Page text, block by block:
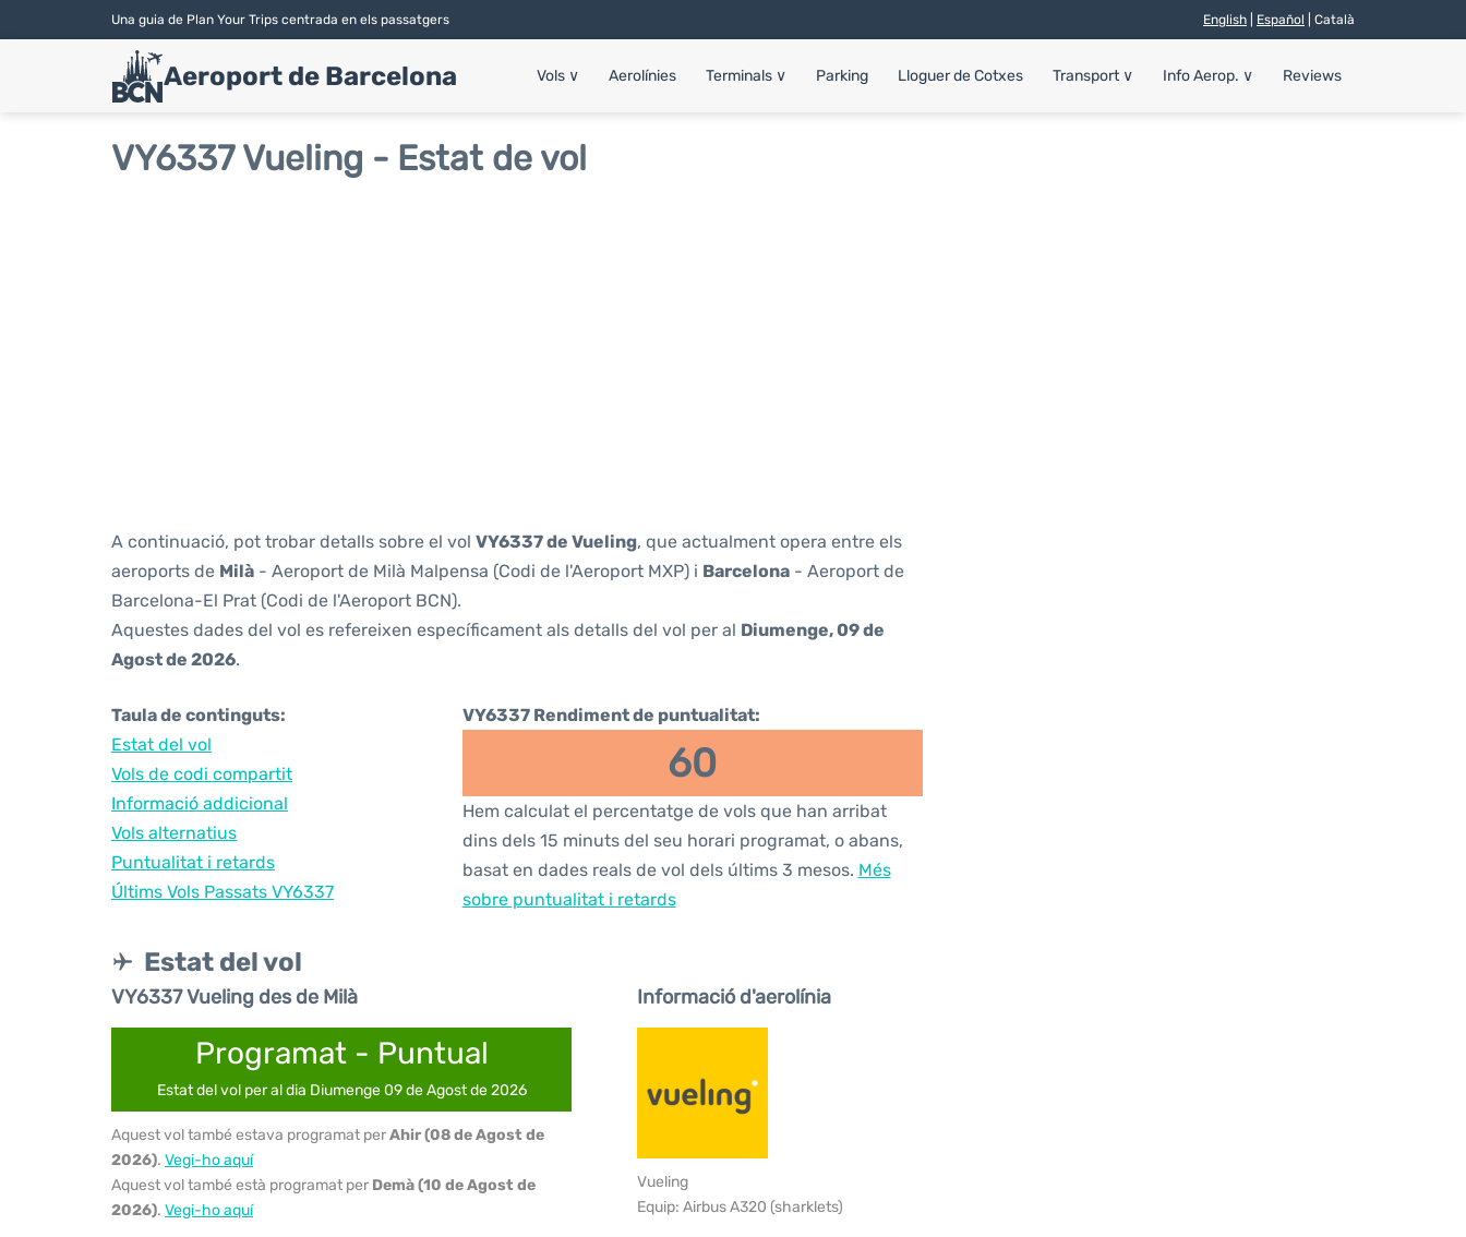
Una guia de Plan Your Trips centrada en els passatgers English Español | Català
Aeroport de Barcelona Vols ∨ Aerolínies Terminals ∨ Parking Lloguer de Cotxes Transport ∨ Info Aerop. ∨ Reviews
VY6337 Vueling - Estat de vol
A continuació, pot trobar detalls sobre el vol VY6337 de Vueling, que actualment opera entre els
aeroports de Milà - Aeroport de Milà Malpensa (Codi de l'Aeroport MXP) i Barcelona - Aeroport de
Barcelona-El Prat (Codi de l'Aeroport BCN).
Aquestes dades del vol es refereixen específicament als detalls del vol per al Diumenge, 09 de
Agost de 2026.
Taula de continguts:
Estat del vol
Vols de codi compartit
Informació addicional
Vols alternatius
Puntualitat i retards
Últims Vols Passats VY6337
VY6337 Rendiment de puntualitat:
60
Hem calculat el percentatge de vols que han arribat
dins dels 15 minuts del seu horari programat, o abans,
basat en dades reals de vol dels últims 3 mesos. Més
sobre puntualitat i retards
Estat del vol
VY6337 Vueling des de Milà
Programat - Puntual
Estat del vol per al dia Diumenge 09 de Agost de 2026
Aquest vol també estava programat perAhir (08 de Agost de
2026). Vegi-ho aquí
Aquest vol també està programat per Demà (10 de Agost de
2026). Vegi-ho aquí
Informació d'aerolínia
Vueling
Equip: Airbus A320 (sharklets)